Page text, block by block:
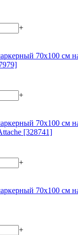
+
70х100 см
+
70х100 см
[328741]
+
70х100 см
+